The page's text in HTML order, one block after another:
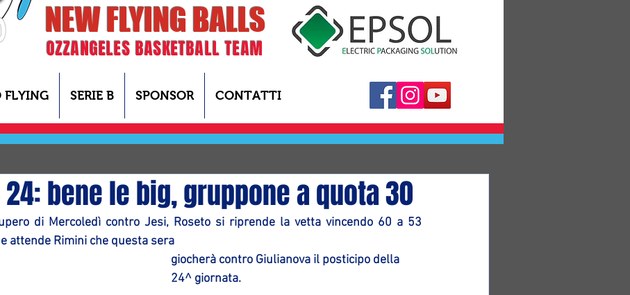
NEW FLYING BALLS
OZZANGELES BASKETBALL TEAM
FLYING SERIE B SPONSOR CONTATTI
bene le big, gruppone a quota 30
di Mercoledì contro Jesi, Roseto si riprende la vetta vincendo 60 a 53
attende Rimini che questa sera
giocherà contro Giulianova il posticipo della
24^ giornata.